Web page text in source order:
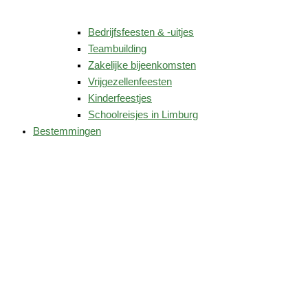
Bedrijfsfeesten & -uitjes
Teambuilding
Zakelijke bijeenkomsten
Vrijgezellenfeesten
Kinderfeestjes
Schoolreisjes in Limburg
Bestemmingen